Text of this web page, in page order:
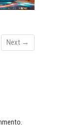
Next →